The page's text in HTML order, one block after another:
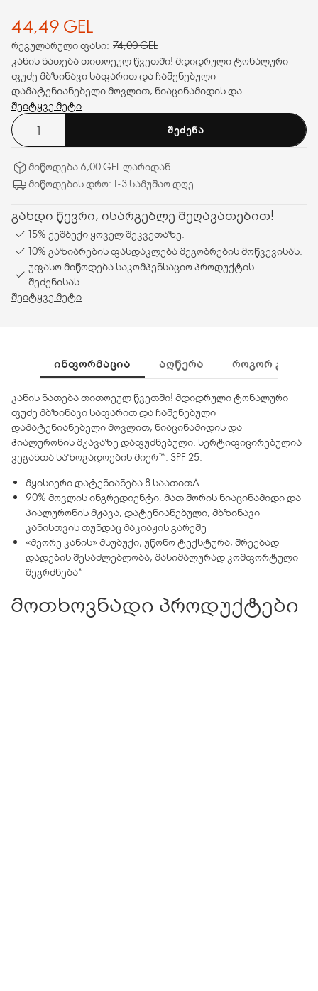
44,49 GEL
რეგულარული ფასი: 74,00 GEL
კანის ნათება თითოეულ წვეთში! მდიდრული ტონალური
ფუძე მბზინავი საფარით და ჩაშენებული
დამატენიანებელი მოვლით, ნიაცინამიდის და
ჰიალურონის მჟავაზე დაფუძნებული. სერტიფიცირებულია
ვეგანთა საზოგადოების მიერ™. SPF 25.
შეიტყვე მეტი
ᲨᲔᲫᲔᲜᲐ
მიწოდება 6,00 GEL ლარიდან.
მიწოდების დრო: 1-3 სამუშაო დღე
გახდი წევრი, ისარგებლე შეღავათებით!
15% ქეშბექი ყოველ შეკვეთაზე.
10% გაზიარების ფასდაკლება მეგობრების მოწვევისას.
უფასო მიწოდება საკომპენსაციო პროდუქტის
შეძენისას.
შეიტყვე მეტი
ᲘᲜᲤᲝᲠᲛᲐᲪᲘᲐ ᲐᲦᲬᲔᲠᲐ ᲠᲝᲒᲝᲠ
კანის ნათება თითოეულ წვეთში! მდიდრული ტონალური
ფუძე მბზინავი საფარით და ჩაშენებული
დამატენიანებელი მოვლით, ნიაცინამიდის და
ჰიალურონის მჟავაზე დაფუძნებული. სერტიფიცირებულია
ვეგანთა საზოგადოების მიერ™. SPF 25.
მყისიერი დატენიანება 8 საათით∆
90% მოვლის ინგრედიენტი, მათ შორის ნიაცინამიდი და
ჰიალურონის მჟავა, დატენიანებული, მბზინავი
კანისთვის თუნდაც მაკიაჟის გარეშე
«მეორე კანის» მსუბუქი, უწონო ტექსტურა, შრეებად
დადების შესაძლებლობა, მასიმალურად კომფორტული
შეგრძნება*
∆კლინიკური ტესტების შედეგად
*სამომხმარებლო ტესტირების შედეგად
მოთხოვნადი პროდუქტები